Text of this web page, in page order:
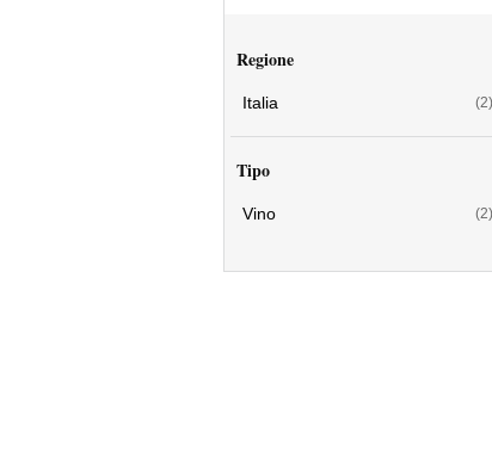
Regione
Italia (2)
Tipo
Vino (2)